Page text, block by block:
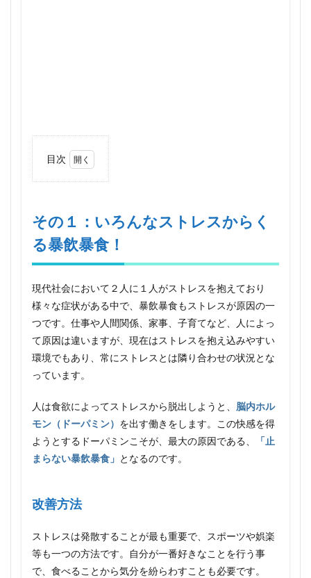
目次
いろ
んな
スト
レス
から
暴飲
暴
1.1
改善
方法
その
２：
体内
のイ
ンシ
ュリ
の作
用が
暴食
にな
その１：いろんなストレスからく
る暴飲暴食！
現代社会において２人に１人がストレスを抱えており
様々な症状がある中で、暴飲暴食もストレスが原因の一
つです。仕事や人間関係、家事、子育てなど、人によっ
て原因は違いますが、現在はストレスを抱え込みやすい
環境でもあり、常にストレスとは隣り合わせの状況とな
っています。
人は食欲によってストレスから脱出しようと、 脳内ホル
モン（ドーパミン） を出す働きをします。この快感を得
ようとするドーパミンこそが、最大の原因である、
「止
まらない暴飲暴食」 となるのです。
改善方法
ストレスは発散することが最も重要で、スポーツや娯楽
等も一つの方法です。自分が一番好きなことを行う事
で、食べることから気分を紛らわすことも必要です。